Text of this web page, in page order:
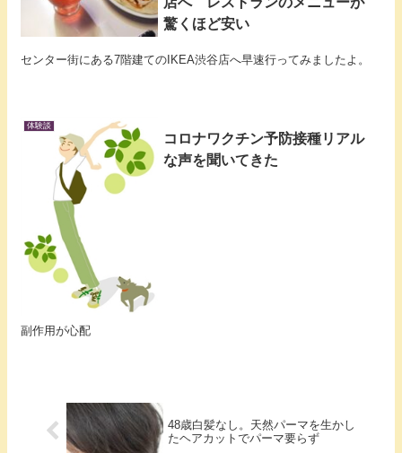
驚くほど安い
センター街にある7階建てのIKEA渋谷店へ早速行ってみましたよ。
体験談
コロナワクチン予防接種リアル
な声を聞いてきた
副作用が心配
48歳白髪なし。天然パーマを生かし
たヘアカットでパーマ要らず